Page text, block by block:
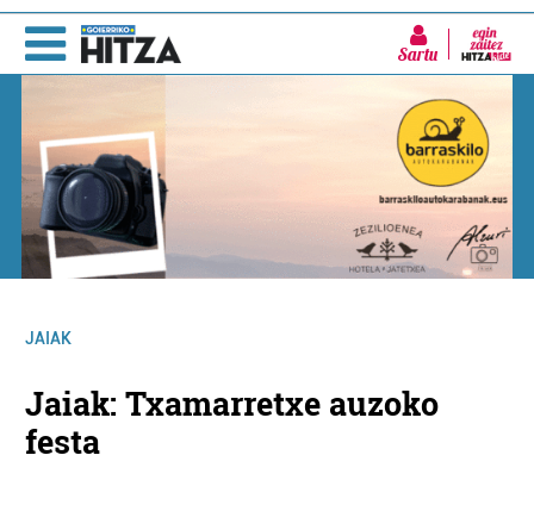
Sartu
JAIAK
Jaiak: Txamarretxe auzoko
festa